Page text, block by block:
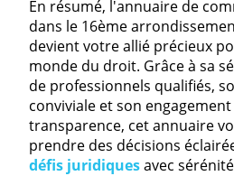
En résumé, l'annuaire de
dans le 16ème
devient votre allié précieux
monde du droit. Grâce à sa
de professionnels qualifiés,
conviviale et son
transparence, cet annuaire
prendre des décisions
défis juridiquesavec